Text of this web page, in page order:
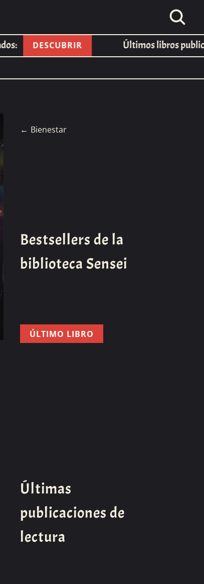
DESCUBRIR Últimos libros
← Bienestar
Bestsellers de la
biblioteca Sensei
ÚLTIMO LIBRO
Últimas
publicaciones de
lectura